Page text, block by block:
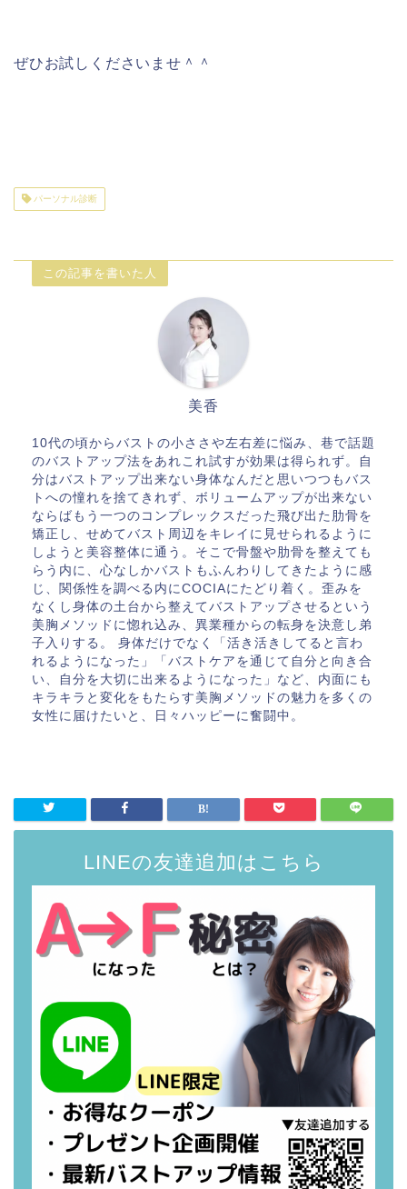
ぜひお試しくださいませ＾＾
パーソナル診断
この記事を書いた人
美香
10代の頃からバストの小ささや左右差に悩み、巷で話題
のバストアップ法をあれこれ試すが効果は得られず。自
分はバストアップ出来ない身体なんだと思いつつもバス
トへの憧れを捨てきれず、ボリュームアップが出来ない
ならばもう一つのコンプレックスだった飛び出た肋骨を
矯正し、せめてバスト周辺をキレイに見せられるように
しようと美容整体に通う。そこで骨盤や肋骨を整えても
らう内に、心なしかバストもふんわりしてきたように感
じ、関係性を調べる内にCOCIAにたどり着く。歪みを
なくし身体の土台から整えてバストアップさせるという
美胸メソッドに惚れ込み、異業種からの転身を決意し弟
子入りする。 身体だけでなく「活き活きしてると言わ
れるようになった」「バストケアを通じて自分と向き合
い、自分を大切に出来るようになった」など、内面にも
キラキラと変化をもたらす美胸メソッドの魅力を多くの
女性に届けたいと、日々ハッピーに奮闘中。
LINEの友達追加はこちら